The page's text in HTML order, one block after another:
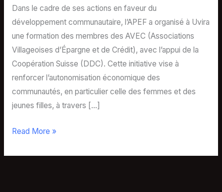
Dans le cadre de ses actions en faveur du
développement communautaire, l’APEF a organisé à Uvira
une formation des membres des AVEC (Associations
Villageoises d’Épargne et de Crédit), avec l’appui de la
Coopération Suisse (DDC). Cette initiative vise à
renforcer l’autonomisation économique des
communautés, en particulier celle des femmes et des
jeunes filles, à travers […]
Read More »